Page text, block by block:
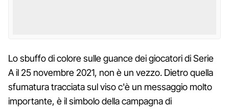
Lo sbuffo di colore sulle guance dei giocatori di Serie
A il 25 novembre 2021, non è un vezzo. Dietro quella
sfumatura tracciata sul viso c'è un messaggio molto
importante, è il simbolo della campagna di